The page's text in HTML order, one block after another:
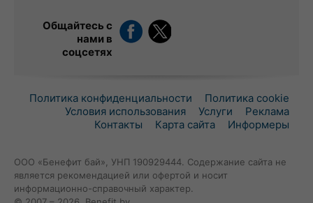
Общайтесь с
нами в
соцсетях
Политика конфиденциальности
Политика cookie
Условия использования
Услуги
Реклама
Контакты
Карта сайта Информеры
ООО «Бенефит бай», УНП 190929444. Содержание сайта не
является рекомендацией или офертой и носит
информационно-справочный характер.